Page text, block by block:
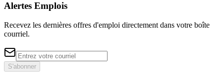
Alertes Emplois
Recevez les dernières offres d'emploi directement dans votre boîte
courriel.
S'abonner